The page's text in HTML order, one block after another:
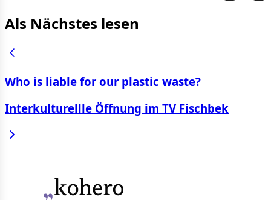
Als Nächstes lesen
Who is liable for our plastic waste?
Interkulturellle Öffnung im TV Fischbek